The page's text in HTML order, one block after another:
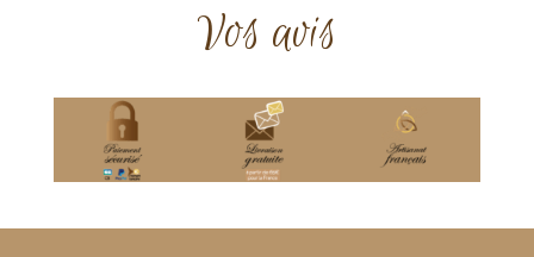
Vos avis